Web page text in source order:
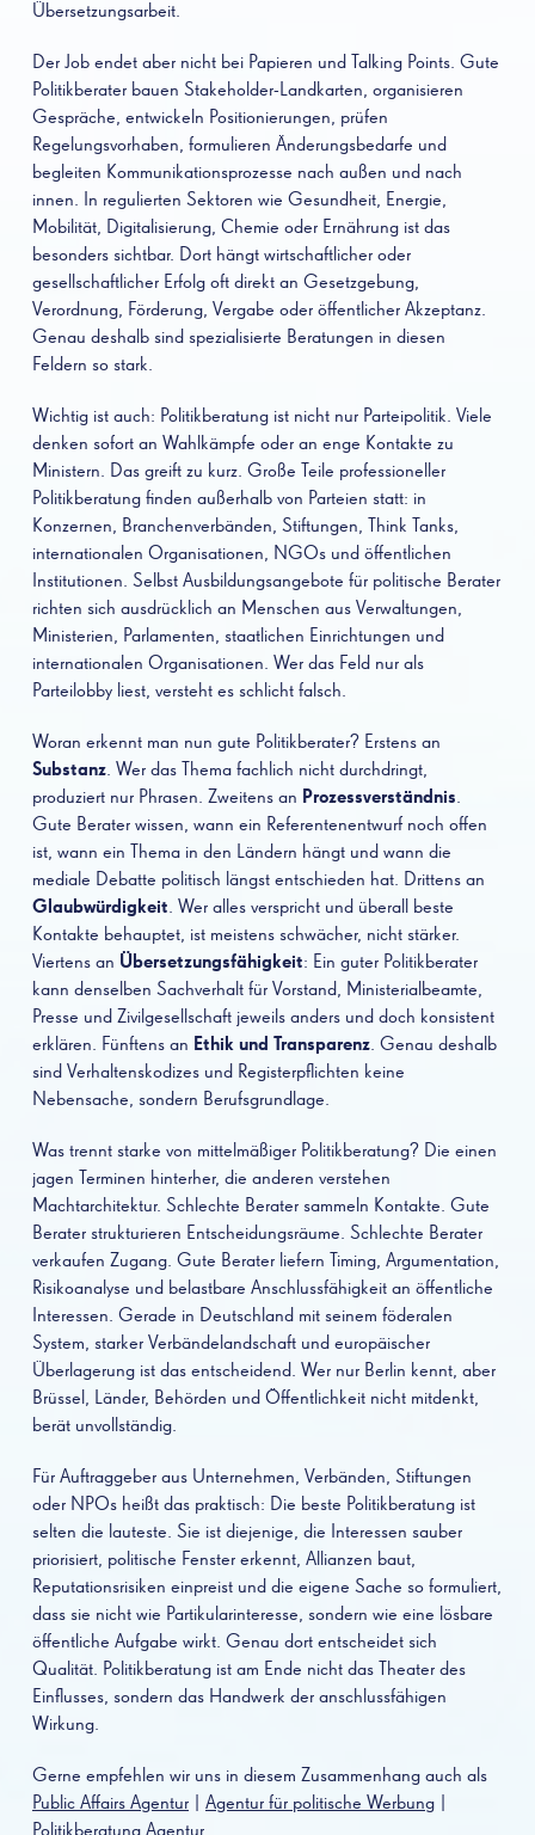
Übersetzungsarbeit.
Der Job endet aber nicht bei Papieren und Talking Points. Gute
Politikberater bauen Stakeholder-Landkarten, organisieren
Gespräche, entwickeln Positionierungen, prüfen
Regelungsvorhaben, formulieren Änderungsbedarfe und
begleiten Kommunikationsprozesse nach außen und nach
innen. In regulierten Sektoren wie Gesundheit, Energie,
Mobilität, Digitalisierung, Chemie oder Ernährung ist das
besonders sichtbar. Dort hängt wirtschaftlicher oder
gesellschaftlicher Erfolg oft direkt an Gesetzgebung,
Verordnung, Förderung, Vergabe oder öffentlicher Akzeptanz.
Genau deshalb sind spezialisierte Beratungen in diesen
Feldern so stark.
Wichtig ist auch: Politikberatung ist nicht nur Parteipolitik. Viele
denken sofort an Wahlkämpfe oder an enge Kontakte zu
Ministern. Das greift zu kurz. Große Teile professioneller
Politikberatung finden außerhalb von Parteien statt: in
Konzernen, Branchenverbänden, Stiftungen, Think Tanks,
internationalen Organisationen, NGOs und öffentlichen
Institutionen. Selbst Ausbildungsangebote für politische Berater
richten sich ausdrücklich an Menschen aus Verwaltungen,
Ministerien, Parlamenten, staatlichen Einrichtungen und
internationalen Organisationen. Wer das Feld nur als
Parteilobby liest, versteht es schlicht falsch.
Woran erkennt man nun gute Politikberater? Erstens an
Substanz. Wer das Thema fachlich nicht durchdringt,
produziert nur Phrasen. Zweitens an Prozessverständnis.
Gute Berater wissen, wann ein Referentenentwurf noch offen
ist, wann ein Thema in den Ländern hängt und wann die
mediale Debatte politisch längst entschieden hat. Drittens an
Glaubwürdigkeit. Wer alles verspricht und überall beste
Kontakte behauptet, ist meistens schwächer, nicht stärker.
Viertens an Übersetzungsfähigkeit: Ein guter Politikberater
kann denselben Sachverhalt für Vorstand, Ministerialbeamte,
Presse und Zivilgesellschaft jeweils anders und doch konsistent
erklären. Fünftens an Ethik und Transparenz. Genau deshalb
sind Verhaltenskodizes und Registerpflichten keine
Nebensache, sondern Berufsgrundlage.
Was trennt starke von mittelmäßiger Politikberatung? Die einen
jagen Terminen hinterher, die anderen verstehen
Machtarchitektur. Schlechte Berater sammeln Kontakte. Gute
Berater strukturieren Entscheidungsräume. Schlechte Berater
verkaufen Zugang. Gute Berater liefern Timing, Argumentation,
Risikoanalyse und belastbare Anschlussfähigkeit an öffentliche
Interessen. Gerade in Deutschland mit seinem föderalen
System, starker Verbändelandschaft und europäischer
Überlagerung ist das entscheidend. Wer nur Berlin kennt, aber
Brüssel, Länder, Behörden und Öffentlichkeit nicht mitdenkt,
berät unvollständig.
Für Auftraggeber aus Unternehmen, Verbänden, Stiftungen
oder NPOs heißt das praktisch: Die beste Politikberatung ist
selten die lauteste. Sie ist diejenige, die Interessen sauber
priorisiert, politische Fenster erkennt, Allianzen baut,
Reputationsrisiken einpreist und die eigene Sache so formuliert,
dass sie nicht wie Partikularinteresse, sondern wie eine lösbare
öffentliche Aufgabe wirkt. Genau dort entscheidet sich
Qualität. Politikberatung ist am Ende nicht das Theater des
Einflusses, sondern das Handwerk der anschlussfähigen
Wirkung.
Gerne empfehlen wir uns in diesem Zusammenhang auch als
Public Affairs Agentur
Agentur für politische Werbung